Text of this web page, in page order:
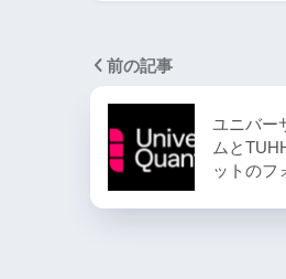
前の記事
ユニバー
ムと
ットの